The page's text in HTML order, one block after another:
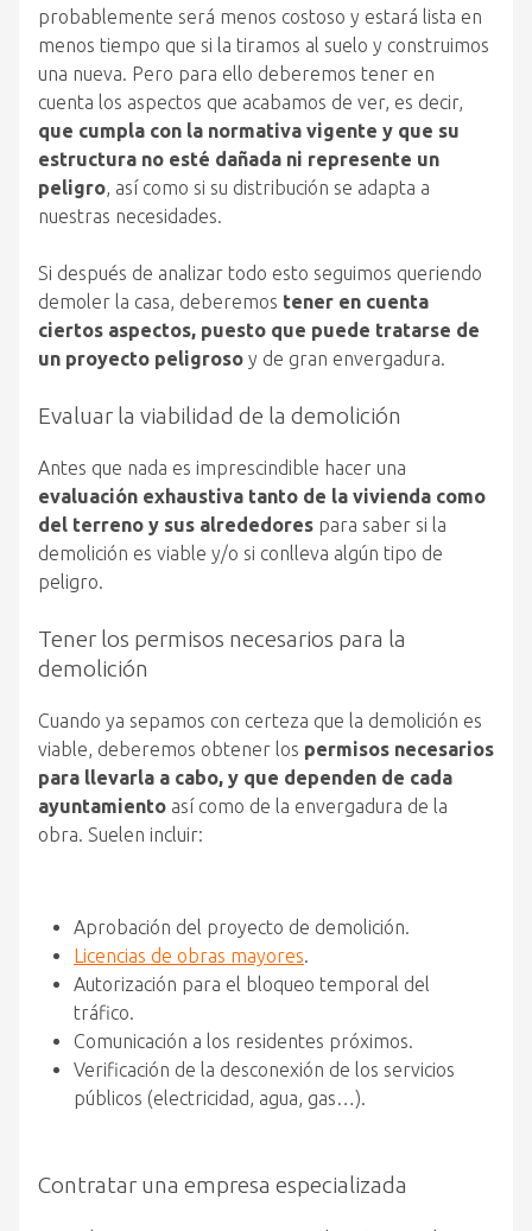
probablemente será menos costoso y estará lista en
menos tiempo que si la tiramos al suelo y construimos
una nueva. Pero para ello deberemos tener en
cuenta los aspectos que acabamos de ver, es decir,
que cumpla con la normativa vigente y que su
estructura no esté dañada ni represente un
peligro, así como si su distribución se adapta a
nuestras necesidades.
Si después de analizar todo esto seguimos queriendo
demoler la casa, deberemos tener en cuenta
ciertos aspectos, puesto que puede tratarse de
un proyecto peligroso y de gran envergadura.
Evaluar la viabilidad de la demolición
Antes que nada es imprescindible hacer una
evaluación exhaustiva tanto de la vivienda como
del terreno y sus alrededores para saber si la
demolición es viable y/o si conlleva algún tipo de
peligro.
Tener los permisos necesarios para la
demolición
Cuando ya sepamos con certeza que la demolición es
viable, deberemos obtener los permisos necesarios
para llevarla a cabo, y que dependen de cada
ayuntamiento así como de la envergadura de la
obra. Suelen incluir:
Aprobación del proyecto de demolición.
Licencias de obras mayores.
Autorización para el bloqueo temporal del
tráfico.
Comunicación a los residentes próximos.
Verificación de la desconexión de los servicios
públicos (electricidad, agua, gas…).
Contratar una empresa especializada